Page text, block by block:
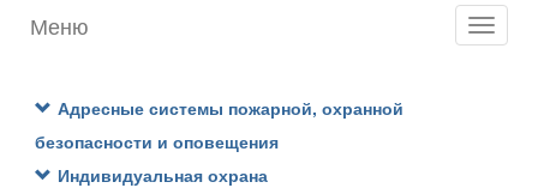
Меню
Адресные системы пожарной, охранной
безопасности и оповещения
Индивидуальная охрана